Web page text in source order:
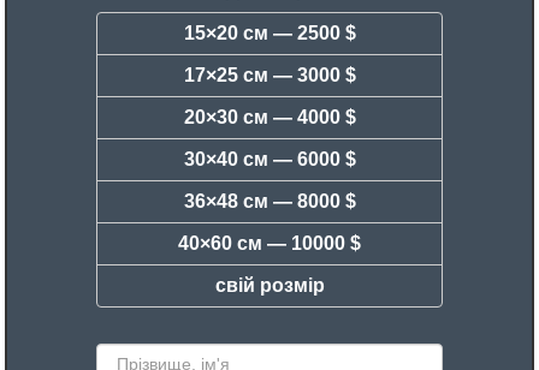
15×20 см — 2500 $
17×25 см — 3000 $
20×30 см — 4000 $
30×40 см — 6000 $
36×48 см — 8000 $
40×60 см — 10000 $
свій розмір